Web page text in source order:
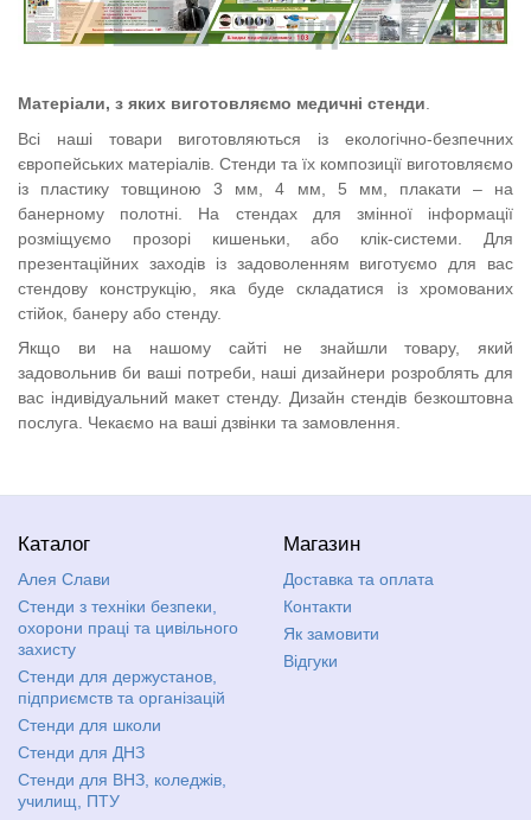
Матеріали, з яких виготовляємо медичні стенди.
Всі наші товари виготовляються із екологічно-безпечних
європейських матеріалів. Стенди та їх композиції виготовляємо
із пластику товщиною 3 мм, 4 мм, 5 мм, плакати – на
банерному полотні. На стендах для змінної інформації
розміщуємо прозорі кишеньки, або клік-системи. Для
презентаційних заходів із задоволенням виготуємо для вас
стендову конструкцію, яка буде складатися із хромованих
стійок, банеру або стенду.
Якщо ви на нашому сайті не знайшли товару, який
задовольнив би ваші потреби, наші дизайнери розроблять для
вас індивідуальний макет стенду. Дизайн стендів безкоштовна
послуга. Чекаємо на ваші дзвінки та замовлення.
Каталог
Алея Слави
Стенди з техніки безпеки,
охорони праці та цивільного
захисту
Стенди для держустанов,
підприємств та організацій
Стенди для школи
Стенди для ДНЗ
Стенди для ВНЗ, коледжів,
училищ, ПТУ
Магазин
Доставка та оплата
Контакти
Як замовити
Відгуки